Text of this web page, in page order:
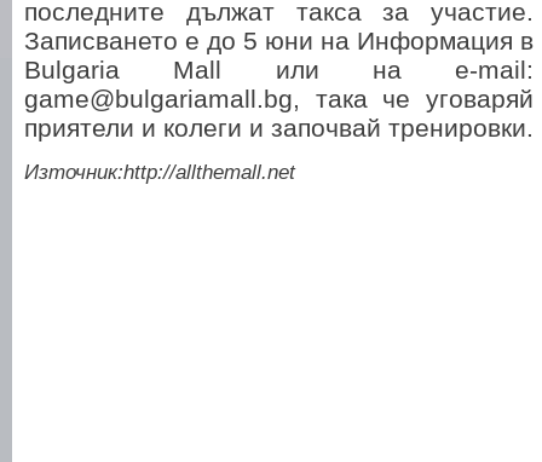
последните дължат такса за участие.
Записването е до 5 юни на Информация в
Bulgaria Mall или на e-mail:
game@bulgariamall.bg, така че уговаряй
приятели и колеги и започвай тренировки.
Източник:http://allthemall.net